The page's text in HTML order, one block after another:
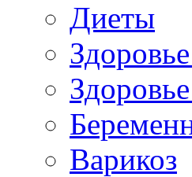
Диеты
Варикоз